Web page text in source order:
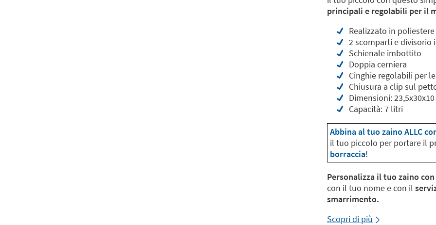
principali e regolabili per il
Realizzato in
2 scomparti e divisorio
Schienale imbottito
Doppia cerniera
Cinghie regolabili per
Chiusura a clip sul
Dimensioni:
Capacità: 7 litri
Abbina al tuo zaino ALLC
il tuo piccolo per portare il
borraccia!
Personalizza il tuo zaino
con il tuo nome e con il
smarrimento.
Scopri di più